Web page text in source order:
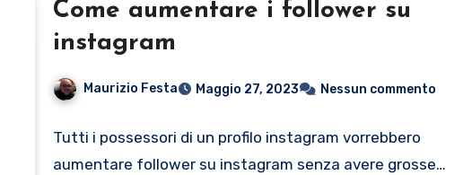
Come aumentare i follower su
instagram
Maurizio Festa Maggio 27, 2023 Nessun commento
Tutti i possessori di un profilo instagram vorrebbero
aumentare follower su instagram senza avere grosse…